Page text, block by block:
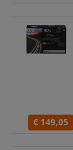
€ 149,05